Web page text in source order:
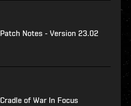
Patch Notes - Version 23.02
Cradle of War In Focus